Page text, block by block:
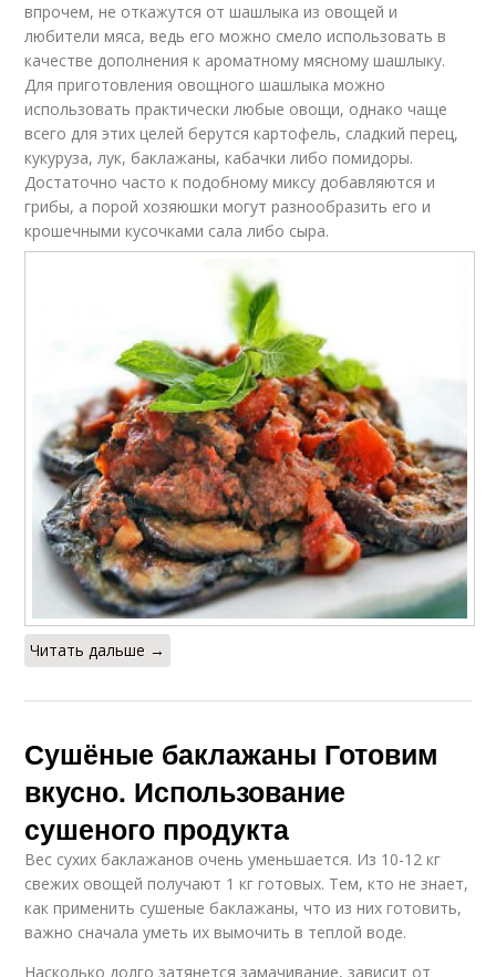
впрочем, не откажутся от шашлыка из овощей и
любители мяса, ведь его можно смело использовать в
качестве дополнения к ароматному мясному шашлыку.
Для приготовления овощного шашлыка можно
использовать практически любые овощи, однако чаще
всего для этих целей берутся картофель, сладкий перец,
кукуруза, лук, баклажаны, кабачки либо помидоры.
Достаточно часто к подобному миксу добавляются и
грибы, а порой хозяюшки могут разнообразить его и
крошечными кусочками сала либо сыра.
Читать дальше →
Сушёные баклажаны Готовим
вкусно. Использование
сушеного продукта
Вес сухих баклажанов очень уменьшается. Из 10-12 кг
свежих овощей получают 1 кг готовых. Тем, кто не знает,
как применить сушеные баклажаны, что из них готовить,
важно сначала уметь их вымочить в теплой воде.
Насколько долго затянется замачивание, зависит от